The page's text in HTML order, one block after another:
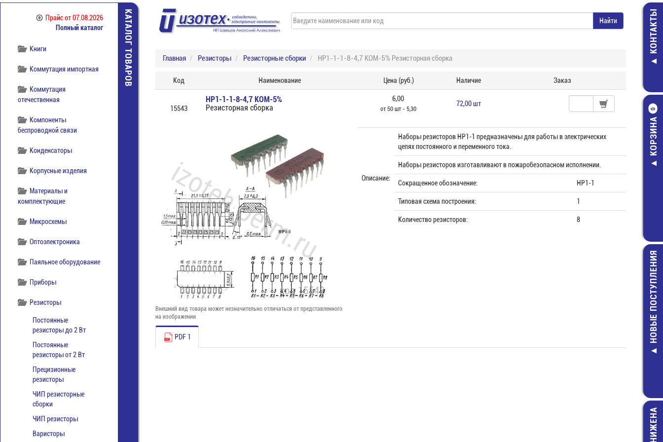
Прайсот 07.08.2026
Полный каталог
Кабельная продукция
Книги
Коммутация импортная
Коммутация
отечественная
Компоненты
беспроводной связи
Конденсаторы
Корпусные изделия
Материалы и
комплектующие
Микросхемы
Оптоэлектроника
Паяльное оборудование
Приборы
Резисторы
Постоянные
резисторы до 2 Вт
Постоянные
резисторы от 2 Вт
Прецизионные
резисторы
ЧИП резисторные
сборки
ЧИП резисторы
Варисторы
КАТАЛОГ ТОВАРОВ КОНТАКТЫ
КОРЗИНА
0
S1014,
ВПБ6- НОВЫЕ ПОСТУПЛЕНИЯ
Главная Резисторы Резисторные сборки НР1-1-1-8-4,7 КОМ-5% Резисторная сборка
Код Наименование Цена (руб.) Наличие Заказ
15543
НР1-1-1-8-4,7 КОМ-5%
Резисторная сборка
6,00
от 50 шт - 5,30
72,00 шт
Внешний вид товара может незначительно отличаться от представленного
на изображении
Описание:
Наборы резисторов НР1-1 предназначены для работы в электрических
цепях постоянного и переменного тока.
Наборы резисторов изготавливают в пожаробезопасном исполнении.
Сокращенное обозначение: НР1-1
Типовая схема построения: 1
Количество резисторов: 8
PDF 1